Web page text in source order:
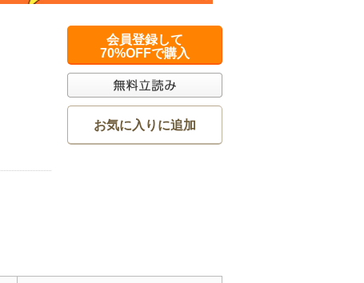
会員登録して
70%OFFで購入
お気に入りに追加